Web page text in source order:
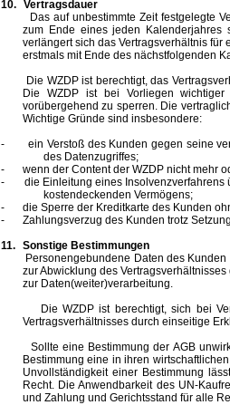
10. Vertragsdauer
Das auf unbestimmte Zeit festgelegte
zum Ende eines jeden Kalenderjahres
verlängert sich das Vertragsverhältnis
erstmals mit Ende des nächstfolgenden
Die WZDP ist berechtigt, das
Die WZDP ist bei Vorliegen
vorübergehend zu sperren. Die
Wichtige Gründe sind insbesondere:
-
ein Verstoß des Kunden gegen seine
des Datenzugriffes;
-
wenn der Content der WZDP nicht mehr
-
die Einleitung eines
kostendeckenden Vermögens;
-
die Sperre der Kreditkarte des Kunden
-
Zahlungsverzug des Kunden trotz
11. Sonstige Bestimmungen
Personengebundene Daten des Kunden
zur Abwicklung des
zur Daten(weiter)verarbeitung.
Die WZDP ist berechtigt, sich bei
Vertragsverhältnisses durch einseitige
Sollte eine Bestimmung der AGB
Bestimmung eine in ihren
Unvollständigkeit einer Bestimmung
Recht. Die Anwendbarkeit des UN-
und Zahlung und Gerichtsstand für alle